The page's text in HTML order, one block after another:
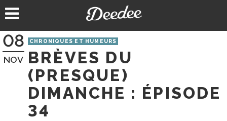
au
08
NOV
CHRONIQUES ET HUMEURS
BRÈVES DU
(PRESQUE)
DIMANCHE : ÉPISODE
34